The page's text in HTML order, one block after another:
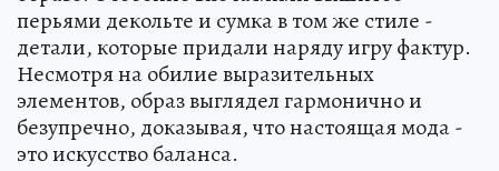
перьями декольте и сумка в том же стиле -
детали, которые придали наряду игру фактур.
Несмотря на обилие выразительных
элементов, образ выглядел гармонично и
безупречно, доказывая, что настоящая мода -
это искусство баланса.